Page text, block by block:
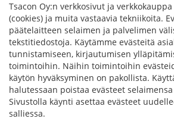
Tsacon Oy:n verkkosivut ja
(cookies) ja muita vastaavia tekniikoita.
päätelaitteen selaimen ja palvelimen
tekstitiedostoja. Käytämme evästeitä
tunnistamiseen, kirjautumisen
toimintoihin. Näihin toimintoihin
käytön hyväksyminen on pakollista.
halutessaan poistaa evästeet
Sivustolla käynti asettaa evästeet
salliessa.